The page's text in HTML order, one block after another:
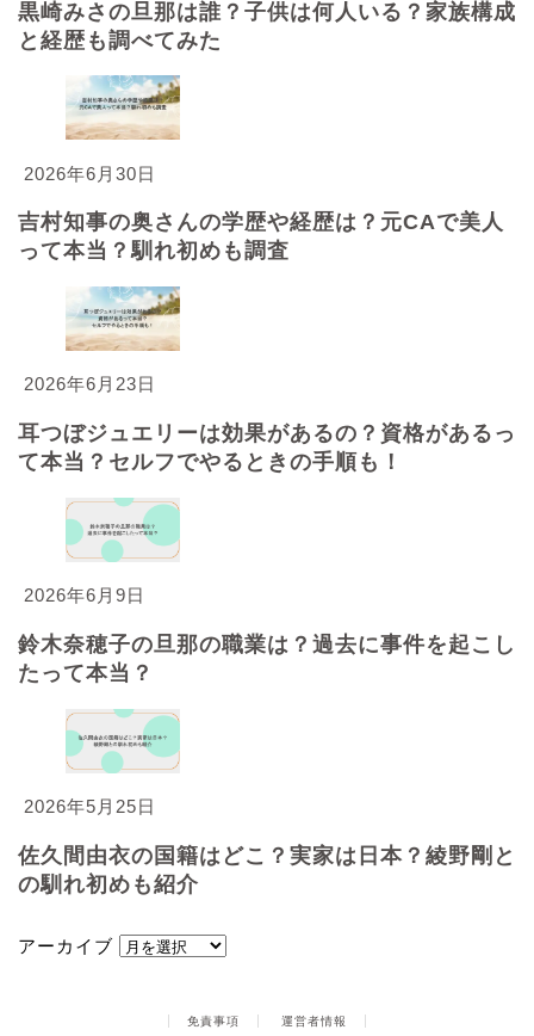
黒崎みさの旦那は誰？子供は何人いる？家族構成
と経歴も調べてみた
2026年6月30日
吉村知事の奥さんの学歴や経歴は？元CAで美人
って本当？馴れ初めも調査
2026年6月23日
耳つぼジュエリーは効果があるの？資格があるっ
て本当？セルフでやるときの手順も！
2026年6月9日
鈴木奈穂子の旦那の職業は？過去に事件を起こし
たって本当？
2026年5月25日
佐久間由衣の国籍はどこ？実家は日本？綾野剛と
の馴れ初めも紹介
アーカイブ
免責事項 運営者情報